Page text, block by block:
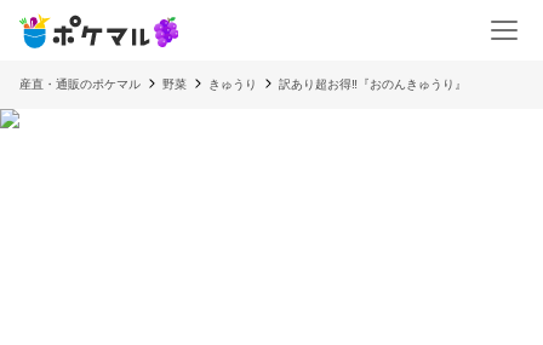
産直・通販のポケマル 野菜 きゅうり 訳あり超お得‼️『おのんきゅうり』